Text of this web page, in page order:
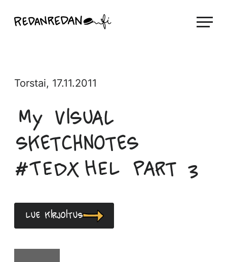
suoraan
Linda Saukko-Rauta, Redanredan Oy
Torstai, 17.11.2011
My visual
sketchnotes
#TEDxHEL Part 3
Lue kirjoitus